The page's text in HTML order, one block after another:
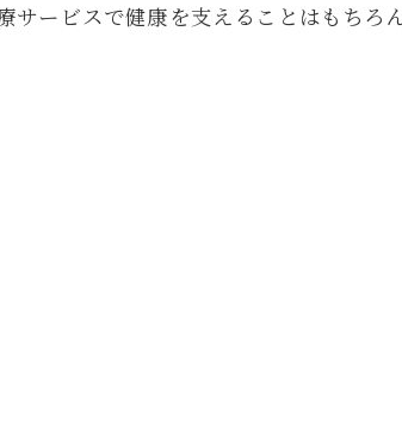
サービスで健康を支えることはもちろ